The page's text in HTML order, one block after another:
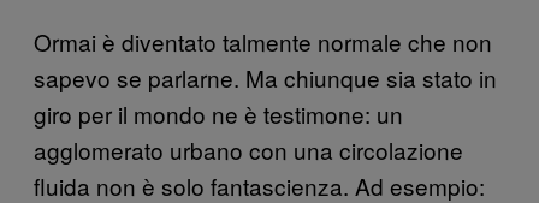
Ormai è diventato talmente normale che non
sapevo se parlarne. Ma chiunque sia stato in
giro per il mondo ne è testimone: un
agglomerato urbano con una circolazione
fluida non è solo fantascienza. Ad esempio: